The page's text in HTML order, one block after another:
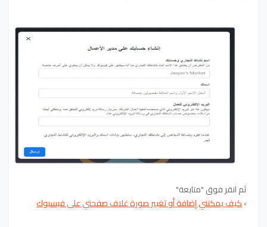
ثم انقر فوق "متابعة"
›كيف يمكنني إضافة أو تغيير صورة غلاف صفحتي على فيسبوك